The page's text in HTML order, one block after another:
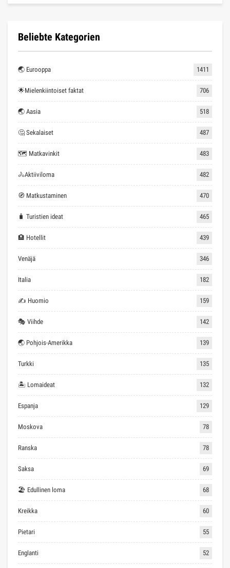
Beliebte Kategorien
🌏 Eurooppa 1411
🌟Mielenkiintoiset faktat 706
🌏 Aasia 518
🤔 Sekalaiset 487
🗺 Matkavinkit 483
🚴Aktiiviloma 482
🧭 Matkustaminen 470
🧳 Turistien ideat 465
🏨 Hotellit 439
Venäjä 346
Italia 182
✍ Huomio 159
🎭 Viihde 142
🌏 Pohjois-Amerikka 139
Turkki 135
🏝 Lomaideat 132
Espanja 129
Moskova 78
Ranska 78
Saksa 69
🏖 Edullinen loma 68
Kreikka 60
Pietari 55
Englanti 52